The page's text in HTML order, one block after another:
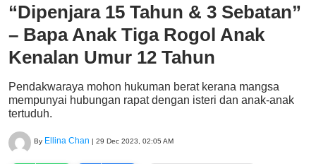
“Dipenjara 15 Tahun & 3 Sebatan”
– Bapa Anak Tiga Rogol Anak
Kenalan Umur 12 Tahun
Pendakwaraya mohon hukuman berat kerana mangsa
mempunyai hubungan rapat dengan isteri dan anak-anak
tertuduh.
By Ellina Chan | 29 Dec 2023, 02:05 AM